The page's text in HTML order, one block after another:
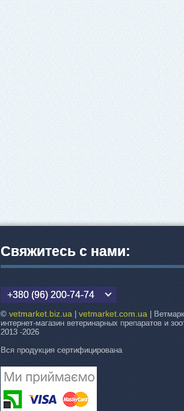
Свяжитесь с нами:
+380 (96) 200-74-74
©vetmarket.biz.ua |vetmarket.com.ua |
интернет-магазин ветеринарных препаратов и
2013 -2026
Вся продукция сертифицирована